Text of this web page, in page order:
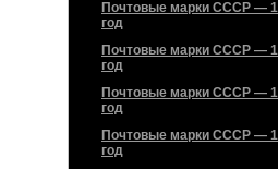
Почтовые марки СССР —
год
Почтовые марки СССР —
год
Почтовые марки СССР —
год
Почтовые марки СССР —
год